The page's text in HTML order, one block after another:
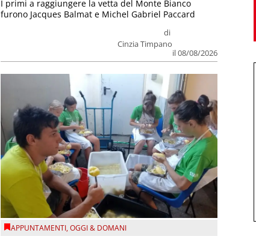
di
Cinzia Timpano
il 08/08/2026
I primi a raggiungere la vetta del Monte Bianco
furono Jacques Balmat e Michel Gabriel Paccard
APPUNTAMENTI,OGGI & DOMANI